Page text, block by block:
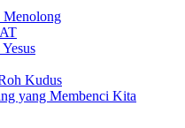
Menolong
Kudus
yang Membenci Kita